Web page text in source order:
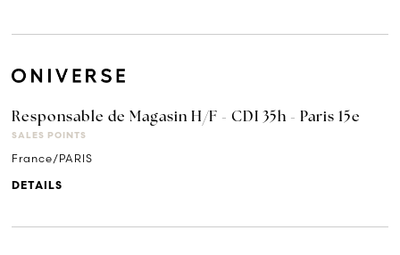
Responsable de Magasin H/F - CDI 35h - Paris 15e
SALES POINTS
France/PARIS
DETAILS